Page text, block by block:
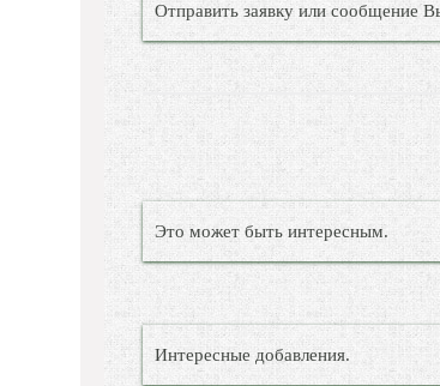
Отправить заявку или сообщение
Это может быть интересным.
Интересные добавления.